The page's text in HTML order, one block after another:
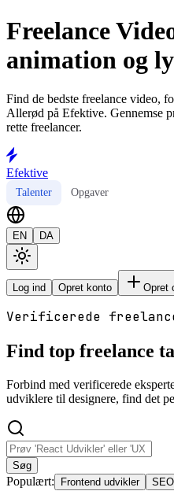
Freelance
animation og
Find de bedste freelance video,
Allerød på Efektive. Gennemse
rette freelancer.
Efektive
Talenter Opgaver
EN DA
Log ind Opret konto Opret
Verificerede
Find top freelance
Forbind med verificerede
udviklere til designere, find det
Søg
Populært: Frontend udvikler